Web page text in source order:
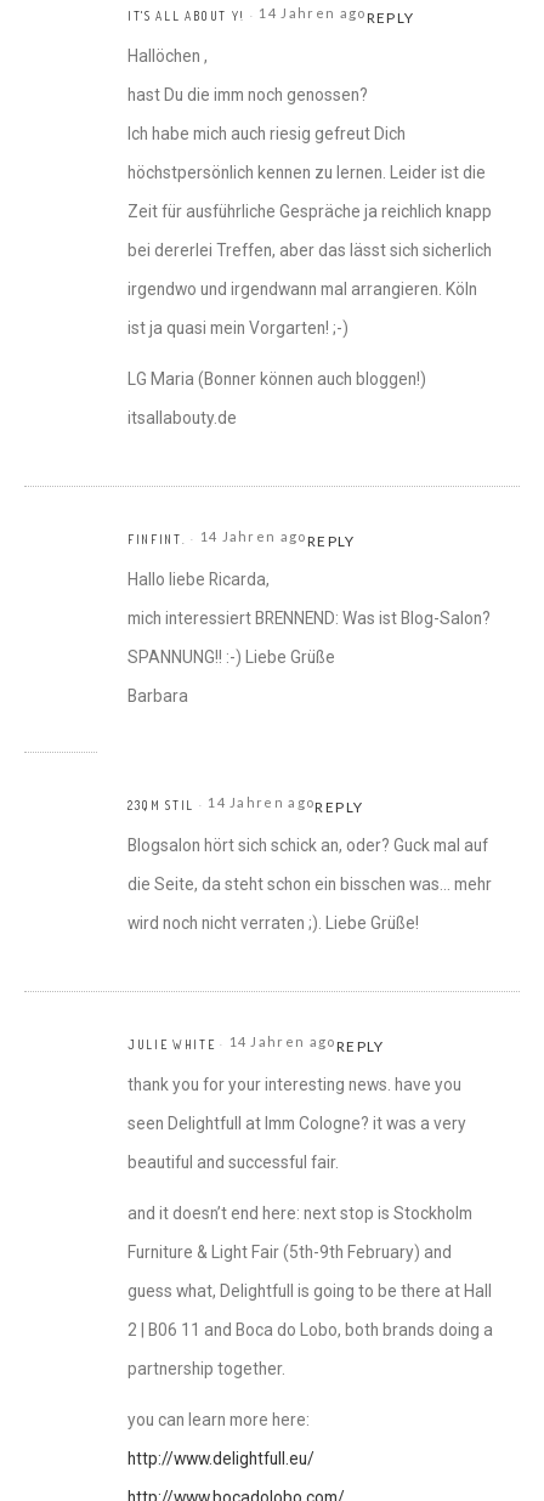
IT'S ALL ABOUT Y! 14 Jahren agoREPLY
Hallöchen ,
hast Du die imm noch genossen?
Ich habe mich auch riesig gefreut Dich
höchstpersönlich kennen zu lernen. Leider ist die
Zeit für ausführliche Gespräche ja reichlich knapp
bei dererlei Treffen, aber das lässt sich sicherlich
irgendwo und irgendwann mal arrangieren. Köln
ist ja quasi mein Vorgarten! ;-)
LG Maria (Bonner können auch bloggen!)
itsallabouty.de
FINFINT. 14 Jahren agoREPLY
Hallo liebe Ricarda,
mich interessiert BRENNEND: Was ist Blog-Salon?
SPANNUNG!! :-) Liebe Grüße
Barbara
23QM STIL 14 Jahren agoREPLY
Blogsalon hört sich schick an, oder? Guck mal auf
die Seite, da steht schon ein bisschen was… mehr
wird noch nicht verraten ;). Liebe Grüße!
JULIE WHITE 14 Jahren agoREPLY
thank you for your interesting news. have you
seen Delightfull at Imm Cologne? it was a very
beautiful and successful fair.
and it doesn’t end here: next stop is Stockholm
Furniture & Light Fair (5th-9th February) and
guess what, Delightfull is going to be there at Hall
2 | B06 11 and Boca do Lobo, both brands doing a
partnership together.
you can learn more here:
http://www.delightfull.eu/
http://www.bocadolobo.com/